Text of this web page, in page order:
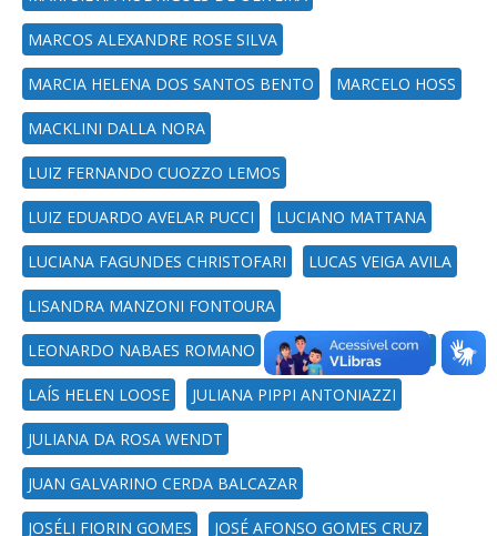
MARCOS ALEXANDRE ROSE SILVA
MARCIA HELENA DOS SANTOS BENTO MARCELO HOSS
MACKLINI DALLA NORA
LUIZ FERNANDO CUOZZO LEMOS
LUIZ EDUARDO AVELAR PUCCI LUCIANO MATTANA
LUCIANA FAGUNDES CHRISTOFARI LUCAS VEIGA AVILA
LISANDRA MANZONI FONTOURA
LEONARDO NABAES ROMANO LEONARDO MINELLI
LAÍS HELEN LOOSE JULIANA PIPPI ANTONIAZZI
JULIANA DA ROSA WENDT
JUAN GALVARINO CERDA BALCAZAR
JOSÉLI FIORIN GOMES JOSÉ AFONSO GOMES CRUZ